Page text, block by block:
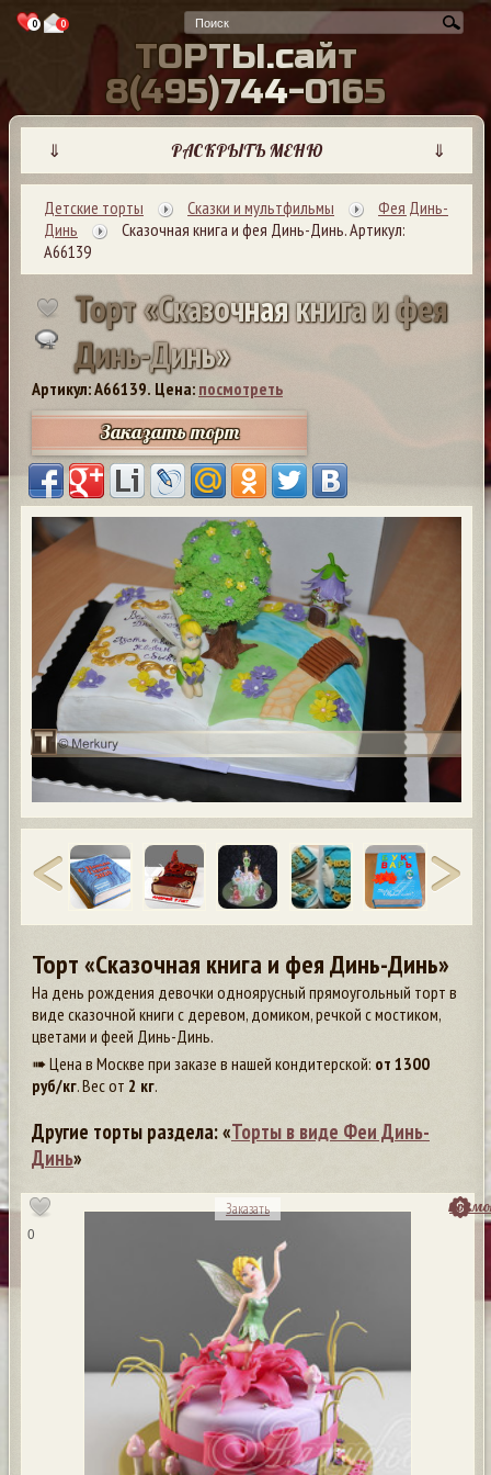
0 0
ТОРТЫ.сайт
8(495)744-0165
⇓ РАСКРЫТЬ МЕНЮ ⇓
Детские торты Сказки и мультфильмы
Фея Динь-
Динь
Сказочная книга и фея Динь-Динь. Артикул:
А66139
Торт«Сказочнаякнигаифея
Динь-Динь»
Артикул: A66139. Цена: посмотреть
Заказать торт
Торт «Сказочная книга и фея Динь-Динь»
На день рождения девочки одноярусный прямоугольный торт в
виде сказочной книги с деревом, домиком, речкой с мостиком,
цветами и феей Динь-Динь.
➠ Цена в Москве при заказе в нашей кондитерской: от 1300
руб/кг. Вес от 2 кг.
Другие торты раздела: «Торты в виде Феи Динь-
Динь»
0
Заказать